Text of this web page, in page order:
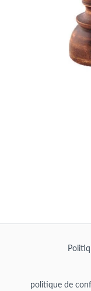
politique de